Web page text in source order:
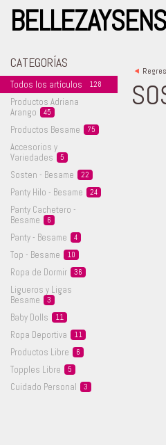
CATEGORÍAS
Todos los artículos 128
Productos Adriana
Arango
45
Productos Besame 75
Accesorios y
Variedades
5
Sosten - Besame 22
Panty Hilo - Besame 24
Panty Cachetero -
Besame
6
Panty - Besame 4
Top - Besame 10
Ropa de Dormir 36
Ligueros y Ligas
Besame
3
Baby Dolls 11
Ropa Deportiva 11
Productos Libre 6
Topples Libre 5
Cuidado Personal 3
<